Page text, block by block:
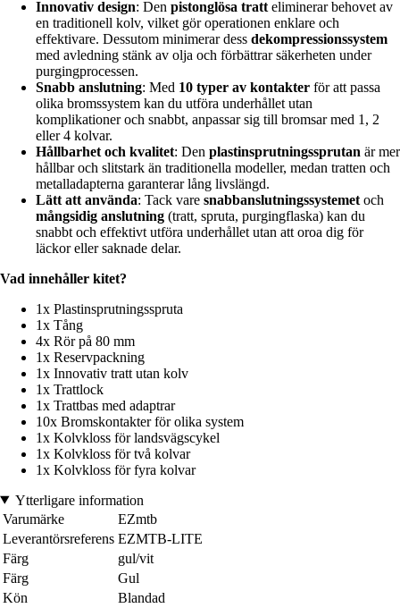
Innovativ design: Den pistonglösa tratt eliminerar behovet av
en traditionell kolv, vilket gör operationen enklare och
effektivare. Dessutom minimerar dess dekompressionssystem
med avledning stänk av olja och förbättrar säkerheten under
purgingprocessen.
Snabb anslutning: Med 10 typer av kontakter för att passa
olika bromssystem kan du utföra underhållet utan
komplikationer och snabbt, anpassar sig till bromsar med 1, 2
eller 4 kolvar.
Hållbarhet och kvalitet: Den plastinsprutningssprutan är mer
hållbar och slitstark än traditionella modeller, medan tratten och
metalladapterna garanterar lång livslängd.
Lätt att använda: Tack vare snabbanslutningssystemet och
mångsidig anslutning (tratt, spruta, purgingflaska) kan du
snabbt och effektivt utföra underhållet utan att oroa dig för
läckor eller saknade delar.
Vad innehåller kitet?
1x Plastinsprutningsspruta
1x Tång
4x Rör på 80 mm
1x Reservpackning
1x Innovativ tratt utan kolv
1x Trattlock
1x Trattbas med adaptrar
10x Bromskontakter för olika system
1x Kolvkloss för landsvägscykel
1x Kolvkloss för två kolvar
1x Kolvkloss för fyra kolvar
Ytterligare information
Varumärke
EZmtb
Leverantörsreferens EZMTB-LITE
Färg
gul/vit
Färg
Gul
Kön
Blandad